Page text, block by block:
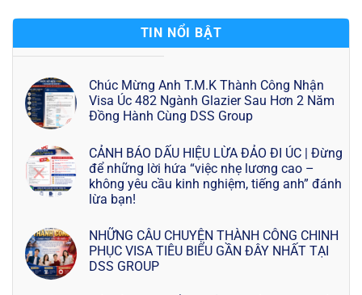
TIN NỔI BẬT
Chúc Mừng Anh T.M.K Thành Công Nhận
Visa Úc 482 Ngành Glazier Sau Hơn 2 Năm
Đồng Hành Cùng DSS Group
CẢNH BÁO DẤU HIỆU LỪA ĐẢO ĐI ÚC | Đừng
để những lời hứa “việc nhẹ lương cao –
không yêu cầu kinh nghiệm, tiếng anh” đánh
lừa bạn!
NHỮNG CÂU CHUYỆN THÀNH CÔNG CHINH
PHỤC VISA TIÊU BIỂU GẦN ĐÂY NHẤT TẠI
DSS GROUP